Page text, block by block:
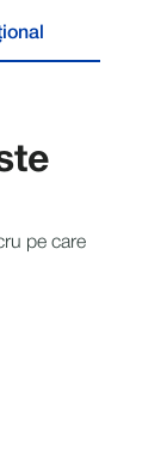
pe care